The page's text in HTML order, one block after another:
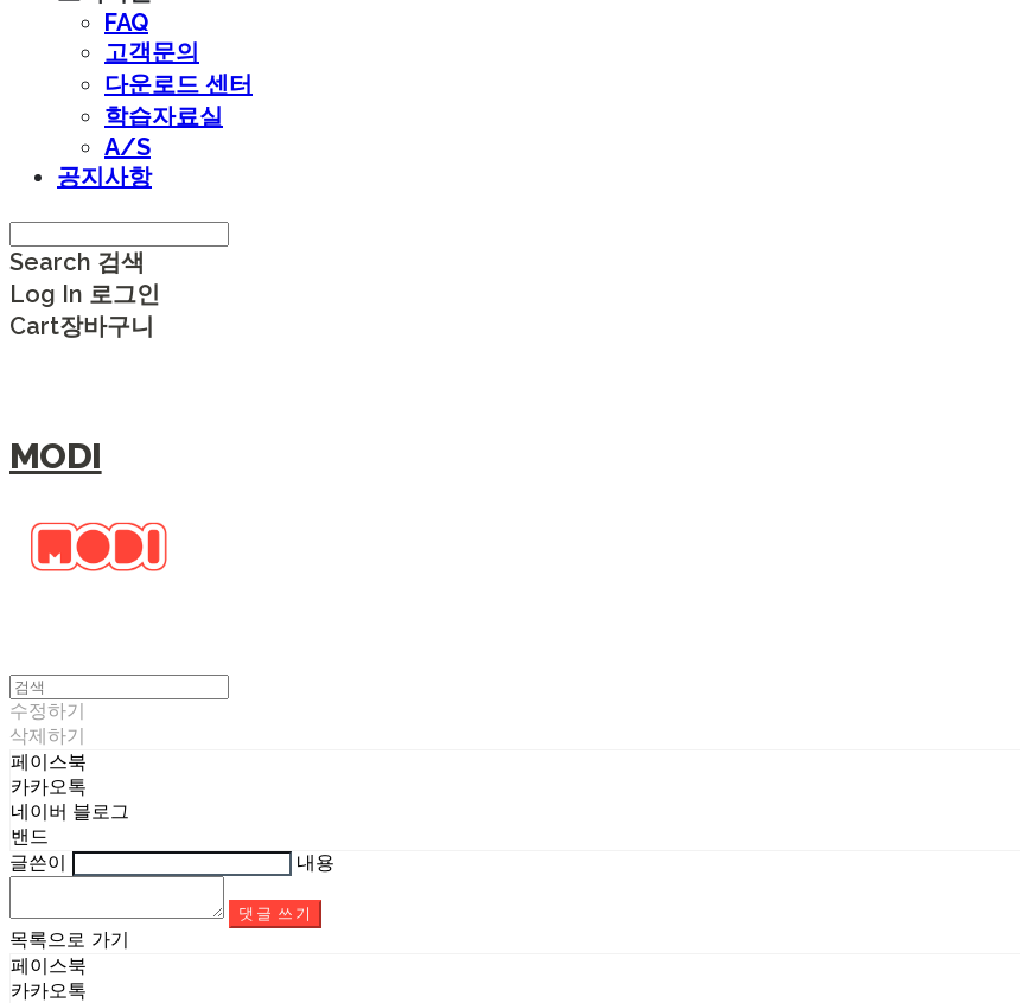
FAQ
고객문의
다운로드 센터
학습자료실
A/S
공지사항
Search 검색
Log In 로그인
Cart장바구니
MODI
수정하기
삭제하기
페이스북
카카오톡
네이버 블로그
밴드
글쓴이 내용
댓글 쓰기
목록으로 가기
페이스북
카카오톡